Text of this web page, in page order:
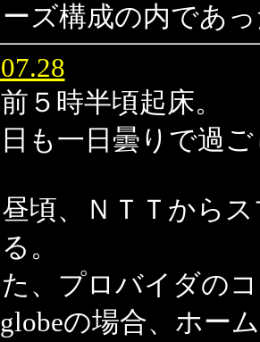
ズ構成の内であ
５時半頃起床。
も一日曇りで過ご
頃、ＮＴＴから
。
、プロバイダの
の場合、ホー